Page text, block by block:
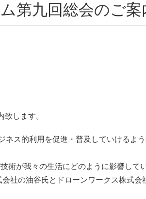
ム第九回総会のご案
します。
ネス的利用を促進・普及していけるよ
術が我々の生活にどのように影響して
社の油谷氏とドローンワークス株式会